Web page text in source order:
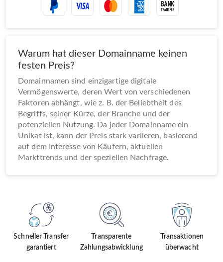
Schneller Transfer
garantiert
Transparente
Zahlungsabwicklung
Transaktionen
überwacht
Warum hat dieser Domainname keinen
festen Preis?
Domainnamen sind einzigartige digitale
Vermögenswerte, deren Wert von verschiedenen
Faktoren abhängt, wie z. B. der Beliebtheit des
Begriffs, seiner Kürze, der Branche und der
potenziellen Nutzung. Da jeder Domainname ein
Unikat ist, kann der Preis stark variieren, basierend
auf dem Interesse von Käufern, aktuellen
Markttrends und der speziellen Nachfrage.